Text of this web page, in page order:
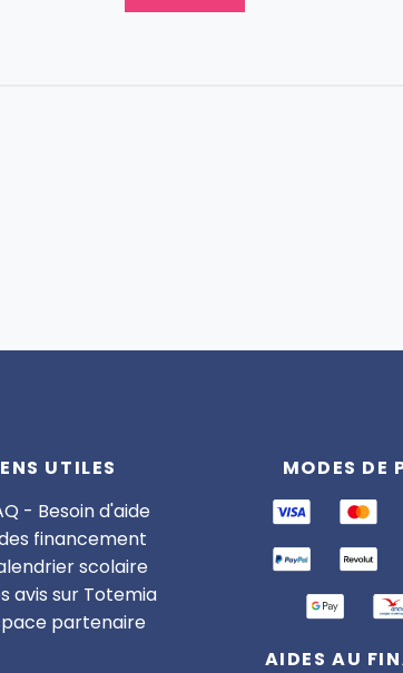
UTILES
- Besoin d'aide
financement
scolaire
avis sur Totemia
partenaire
MODES DE
AIDES AU
En ligne
Totemia. Posez-